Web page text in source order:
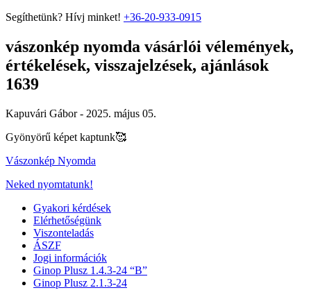
Segíthetünk? Hívj minket! +36-20-933-0915
vászonkép nyomda vásárlói vélemények,
értékelések, visszajelzések, ajánlások
1639
Kapuvári Gábor - 2025. május 05.
Gyönyörű képet kaptunk🥰
Vászonkép Nyomda
Neked nyomtatunk!
Gyakori kérdések
Elérhetőségünk
Viszonteladás
ÁSZF
Jogi információk
Ginop Plusz 1.4.3-24 “B”
Ginop Plusz 2.1.3-24